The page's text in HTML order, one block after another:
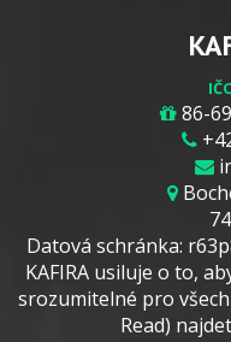
86-
Datová schránka:
KAFIRA usiluje o to,
srozumitelné pro
Read)